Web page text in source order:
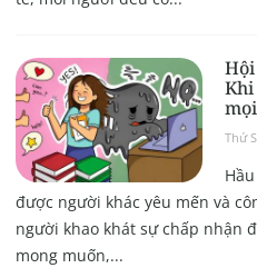
Khi
Thứ
được người khác yêu mến và
người khao khát sự chấp nhận
mong muốn,...